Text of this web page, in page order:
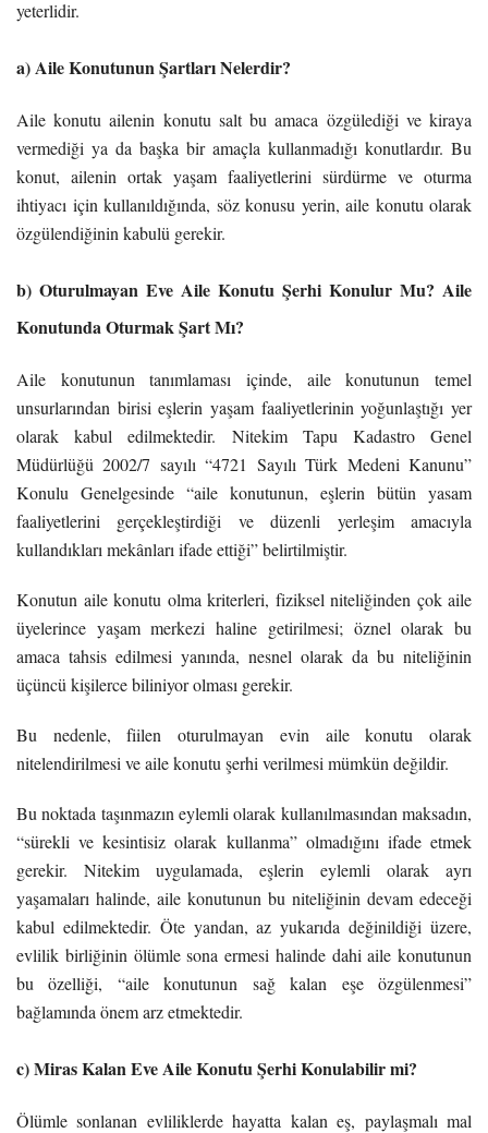
yeterlidir.
a) Aile Konutunun Şartları Nelerdir?
Aile konutu ailenin konutu salt bu amaca özgülediği ve kiraya
vermediği ya da başka bir amaçla kullanmadığı konutlardır. Bu
konut, ailenin ortak yaşam faaliyetlerini sürdürme ve oturma
ihtiyacı için kullanıldığında, söz konusu yerin, aile konutu olarak
özgülendiğinin kabulü gerekir.
b) Oturulmayan Eve Aile Konutu Şerhi Konulur Mu? Aile
Konutunda Oturmak Şart Mı?
Aile konutunun tanımlaması içinde, aile konutunun temel
unsurlarından birisi eşlerin yaşam faaliyetlerinin yoğunlaştığı yer
olarak kabul edilmektedir. Nitekim Tapu Kadastro Genel
Müdürlüğü 2002/7 sayılı “4721 Sayılı Türk Medeni Kanunu”
Konulu Genelgesinde “aile konutunun, eşlerin bütün yasam
faaliyetlerini gerçekleştirdiği ve düzenli yerleşim amacıyla
kullandıkları mekânları ifade ettiği” belirtilmiştir.
Konutun aile konutu olma kriterleri, fiziksel niteliğinden çok aile
üyelerince yaşam merkezi haline getirilmesi; öznel olarak bu
amaca tahsis edilmesi yanında, nesnel olarak da bu niteliğinin
üçüncü kişilerce biliniyor olması gerekir.
Bu nedenle, fiilen oturulmayan evin aile konutu olarak
nitelendirilmesi ve aile konutu şerhi verilmesi mümkün değildir.
Bu noktada taşınmazın eylemli olarak kullanılmasından maksadın,
“sürekli ve kesintisiz olarak kullanma” olmadığını ifade etmek
gerekir. Nitekim uygulamada, eşlerin eylemli olarak ayrı
yaşamaları halinde, aile konutunun bu niteliğinin devam edeceği
kabul edilmektedir. Öte yandan, az yukarıda değinildiği üzere,
evlilik birliğinin ölümle sona ermesi halinde dahi aile konutunun
bu özelliği, “aile konutunun sağ kalan eşe özgülenmesi”
bağlamında önem arz etmektedir.
c) Miras Kalan Eve Aile Konutu Şerhi Konulabilir mi?
Ölümle sonlanan evliliklerde hayatta kalan eş, paylaşmalı mal